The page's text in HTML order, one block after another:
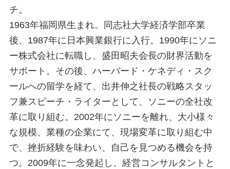
チ。
1963年福岡県生まれ。同志社大学経済学部卒業
後、1987年に日本興業銀行に入行。1990年にソニ
ー株式会社に転職し、盛田昭夫会長の財界活動を
サポート。その後、ハーバード・ケネディ・スク
ールへの留学を経て、出井伸之社長の戦略スタッ
フ兼スピーチ・ライターとして、ソニーの全社改
革に取り組む。2002年にソニーを離れ、大小様々
な規模、業種の企業にて、現場変革に取り組む中
で、挫折経験を味わい、自己を見つめる機会を持
つ。2009年に一念発起し、経営コンサルタントと